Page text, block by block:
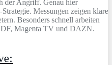
der Angriff. Genau hier
Messungen zeigen klare
Besonders schnell arbeiten
Magenta TV und DAZN.